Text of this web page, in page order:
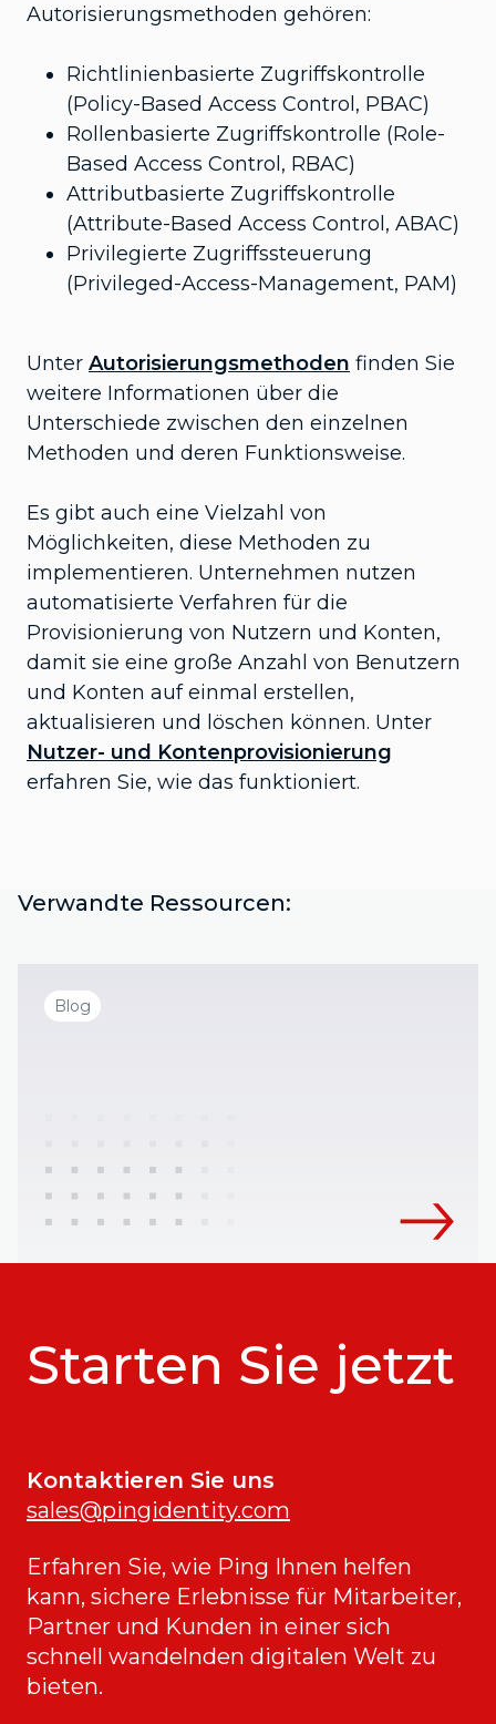
Autorisierungsmethoden gehören:
Richtlinienbasierte Zugriffskontrolle
(Policy-Based Access Control, PBAC)
Rollenbasierte Zugriffskontrolle (Role-
Based Access Control, RBAC)
Attributbasierte Zugriffskontrolle
(Attribute-Based Access Control, ABAC)
Privilegierte Zugriffssteuerung
(Privileged-Access-Management, PAM)
Unter Autorisierungsmethoden finden Sie
weitere Informationen über die
Unterschiede zwischen den einzelnen
Methoden und deren Funktionsweise.
Es gibt auch eine Vielzahl von
Möglichkeiten, diese Methoden zu
implementieren. Unternehmen nutzen
automatisierte Verfahren für die
Provisionierung von Nutzern und Konten,
damit sie eine große Anzahl von Benutzern
und Konten auf einmal erstellen,
aktualisieren und löschen können. Unter
Nutzer- und Kontenprovisionierung
erfahren Sie, wie das funktioniert.
Verwandte Ressourcen:
Blog
Starten Sie jetzt
Kontaktieren Sie uns
sales@pingidentity.com
Erfahren Sie, wie Ping Ihnen helfen
kann, sichere Erlebnisse für Mitarbeiter,
Partner und Kunden in einer sich
schnell wandelnden digitalen Welt zu
bieten.